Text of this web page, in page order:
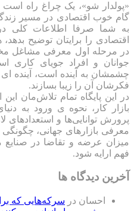
«پولدار شو»، یک چراغ راه
گام خوب اقتصادی در مسیر
به شما صرفا اطلاعات کلی
اقتصادی را برایتان توضیح
در مرحله اول معرفی مشاغل
جوانان و افراد جویای کاری
چشمشان به آینده است، آینده
فکرشان آن را زیبا بسازند.
در این پایگاه تمام تلاش‌مان
بازار کار، نحوه ی ورود به
پرورش توانایی‌ها و استعدادهای
معرفی بازارهای جهانی،
میزان عرضه و تقاضا در
فهم ارایه شود.
آخرین دیدگاه ها
احسان در سرکه‌هایی که